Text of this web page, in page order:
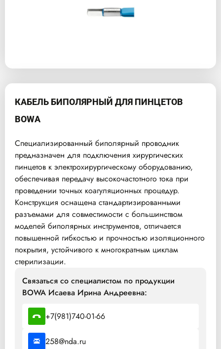
КАБЕЛЬ БИПОЛЯРНЫЙ ДЛЯ ПИНЦЕТОВ
BOWA
Специализированный биполярный проводник
предназначен для подключения хирургических
пинцетов к электрохирургическому оборудованию,
обеспечивая передачу высокочастотного тока при
проведении точных коагуляционных процедур.
Конструкция оснащена стандартизированными
разъемами для совместимости с большинством
моделей биполярных инструментов, отличается
повышенной гибкостью и прочностью изоляционного
покрытия, устойчивого к многократным циклам
стерилизации.
Связаться со специалистом по продукции
BOWA Исаева Ирина Андреевна:
+7(981)740-01-66
258@nda.ru